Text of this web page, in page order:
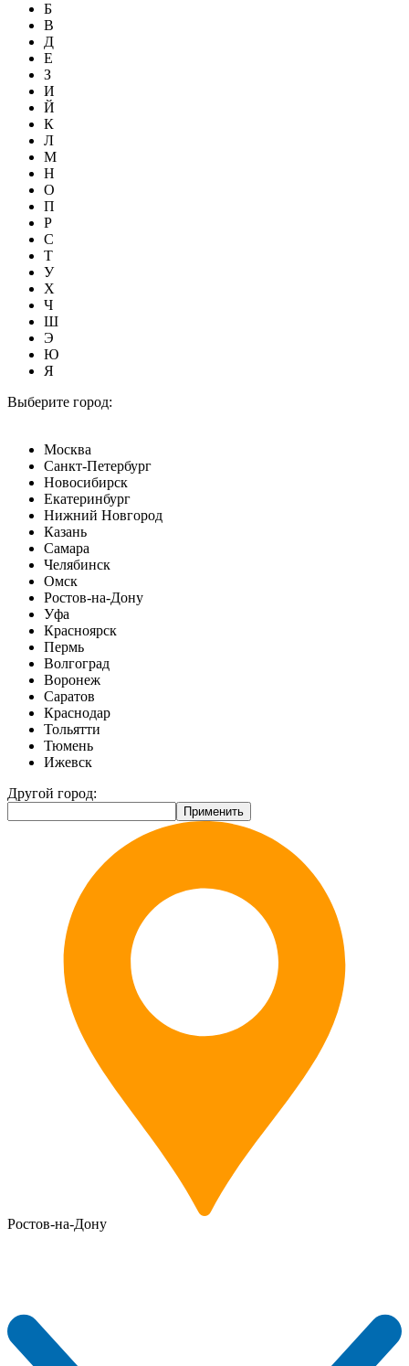
Б
В
Д
Е
З
И
Й
К
Л
М
Н
О
П
Р
С
Т
У
Х
Ч
Ш
Э
Ю
Я
Выберите город:
Москва
Санкт-Петербург
Новосибирск
Екатеринбург
Нижний Новгород
Казань
Самара
Челябинск
Омск
Ростов-на-Дону
Уфа
Красноярск
Пермь
Волгоград
Воронеж
Саратов
Краснодар
Тольятти
Тюмень
Ижевск
Другой город:
Ростов-на-Дону